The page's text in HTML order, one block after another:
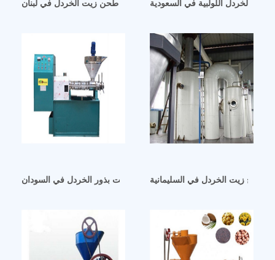
مزود آلات طحن زيت الخردل في لبنانالخردل اللولبية في السعودية
معصرة زيت بذور الخردل في السودانلإنتاج زيت الخردل في السليمانية